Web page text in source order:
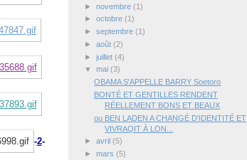
-2-
► novembre (1)
► octobre (1)
► septembre (1)
► août (2)
► juillet (4)
▼ mai (3)
OBAMA S'APPELLE BARRY Soetoro
BONTÉ ET GENTILLES RENDENT
RÉELLEMENT BONS ET BEAUX
ou BEN LADEN A CHANGÉ D'IDENTITÉ ET
VIVRAQIT À LON...
► avril (5)
► mars (5)